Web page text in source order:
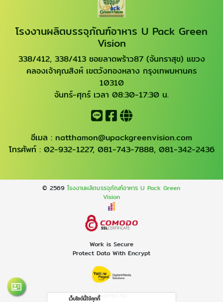
โรงงานผลิตบรรจุภัณฑ์อาหาร U Pack Green
Vision
338/412, 338/413 ซอยลาดพร้าว87 (จันทราสุข) แขวง
คลองเจ้าคุณสิงห์ เขตวังทองหลาง กรุงเทพมหานคร
10310
จันทร์-ศุกร์ เวลา 08:30-17:30 น.
อีเมล : natthamon@upackgreenvision.com
โทรศัพท์ : 02-932-1227, 081-743-7888, 081-342-2436
© 2569โรงงานผลิตบรรจุภัณฑ์อาหาร U Pack Green
Vision
Work is Secure
Protect Data With Encrypt
Powered By
เว็บไซต์นี้ใช้คุกกี้